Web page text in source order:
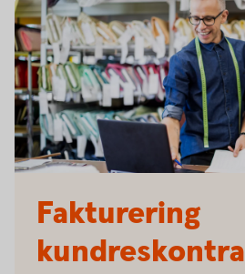
Fakturering
kundreskontra